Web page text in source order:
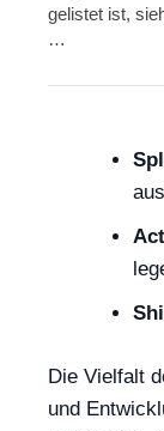
gelistet ist,
…
Die Vielfalt
und